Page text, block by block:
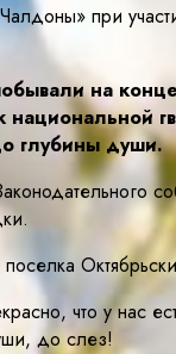
при
на
глубины души.
что у нас
до слез!